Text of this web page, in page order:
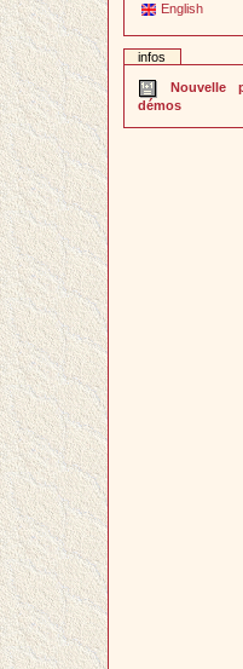
English
infos
Nouvelle
démos